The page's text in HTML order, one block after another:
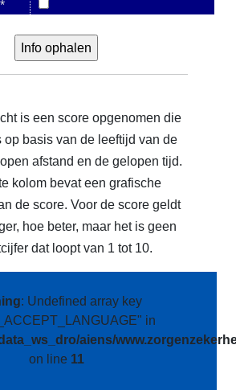
is een score opgenomen die
op basis van de leeftijd van de
afstand en de gelopen tijd.
kolom bevat een grafische
de score. Voor de score geldt
hoe beter, maar het is geen
dat loopt van 1 tot 10.
: Undefined array key
in
aiens/
on line 11